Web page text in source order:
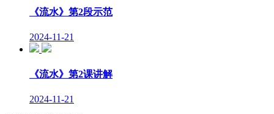
《流水》第2段示范
2024-11-21
《流水》第2课讲解
2024-11-21